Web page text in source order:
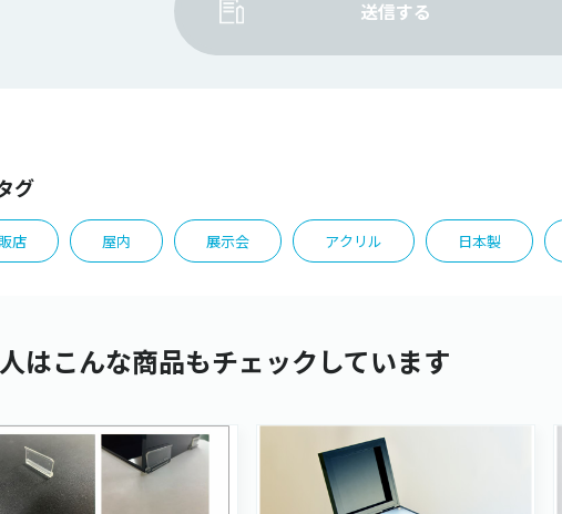
送信する
グ
店 屋内 展示会 アクリル 日本製
はこんな商品もチェックしています